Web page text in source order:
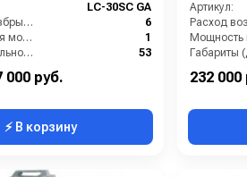
LC-30SC GA
Давление разбрызгивания (бар):
6
Потребляемая мощность (кВт):
1
Производительность (л/ч):
53
000 руб.
⚡ В корзину
Артикул:
Габариты
232 000